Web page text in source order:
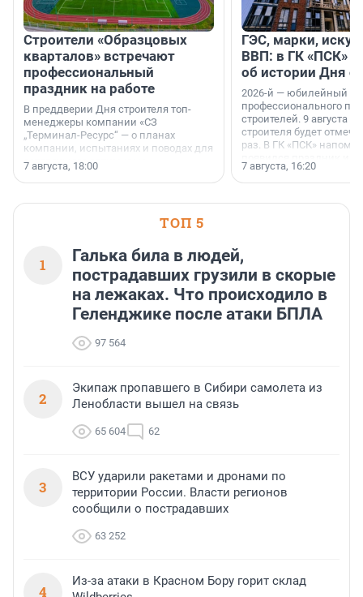
Строители «Образцовых
кварталов» встречают
профессиональный
праздник на работе
В преддверии Дня строителя топ-
менеджеры компании «СЗ
„Терминал-Ресурс“ — о планах
компании, испытаниях и поводах для
осторожного оптимизма.
7 августа, 18:00
ГЭС, марки,
ВВП: в ГК «ПСК»
об истории Дня
2026-й — юбилейный
профессионального
строителей. 9 августа
строителя будет
раз. В ГК «ПСК»
поменялась роль
7 августа, 16:20
ТОП 5
1
Галька била в людей,
пострадавших грузили в скорые
на лежаках. Что происходило в
Геленджике после атаки БПЛА
97 564
2
Экипаж пропавшего в Сибири самолета из
Ленобласти вышел на связь
65 604 62
3
ВСУ ударили ракетами и дронами по
территории России. Власти регионов
сообщили о пострадавших
63 252
4
Из-за атаки в Красном Бору горит склад